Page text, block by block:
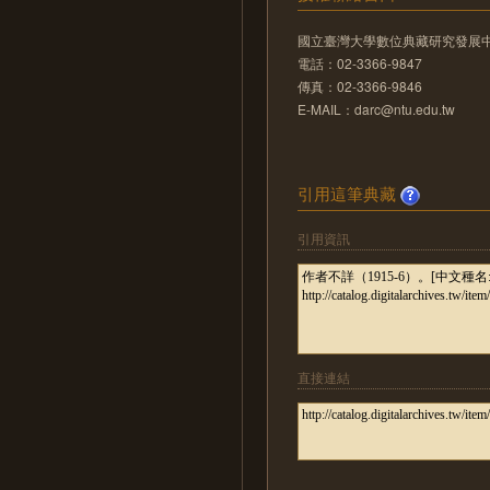
國立臺灣大學數位典藏研究發展
電話：02-3366-9847
傳真：02-3366-9846
E-MAIL：darc@ntu.edu.tw
引用這筆典藏
引用資訊
直接連結